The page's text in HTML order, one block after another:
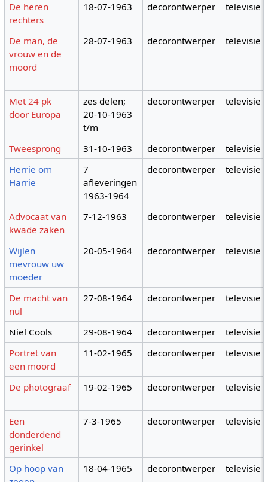
De heren
rechters
18-07-1963 decorontwerper televisie
De man, de
vrouw en de
moord
28-07-1963 decorontwerper televisie
Met 24 pk
door Europa
zes delen;
20-10-1963
t/m
decorontwerper televisie
Tweesprong 31-10-1963 decorontwerper
televisie
Herrie om
Harrie
7
afleveringen
1963-1964
decorontwerper televisie
Advocaat van
kwade zaken
7-12-1963 decorontwerper televisie
Wijlen
mevrouw uw
moeder
20-05-1964 decorontwerper televisie
De macht van
nul
27-08-1964 decorontwerper televisie
Niel Cools 29-08-1964 decorontwerper
televisie
Portret van
een moord
11-02-1965 decorontwerper televisie
De photograaf 19-02-1965 decorontwerper televisie
Een
donderdend
gerinkel
7-3-1965 decorontwerper televisie
Op hoop van
18-04-1965 decorontwerper televisie